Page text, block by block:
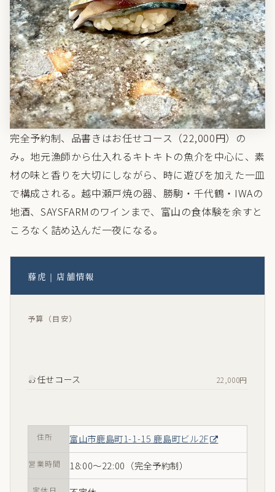
完全予約制、品書きはお任せコース（22,000円）の
み。地元漁師から仕入れるキトキトの魚介を中心に、素
材の味と香りを大切にしながら、時に遊びを加えた一皿
で構成される。越中瀬戸焼の器、勝駒・千代鶴・IWAの
地酒、SAYSFARMのワインまで、富山の食体験を余すと
ころなく詰め込んだ一夜になる。
藤虎｜店舗情報
予算（目安）
お任せコース 22,000円
住所 富山市鹿島町1-1-15 鹿島町ビル2F
営業時間 18:00〜22:00（完全予約制）